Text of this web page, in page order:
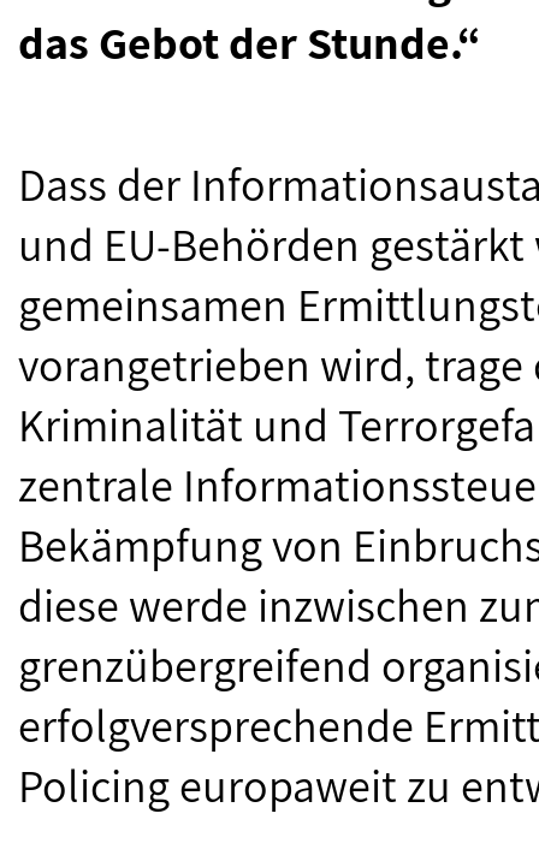
das Gebot der Stunde.“
Dass der
und EU-Behörden
gemeinsamen
vorangetrieben wird, trage
Kriminalität und
zentrale
Bekämpfung von
diese werde inzwischen
grenzübergreifend
erfolgversprechende
Policing europaweit zu